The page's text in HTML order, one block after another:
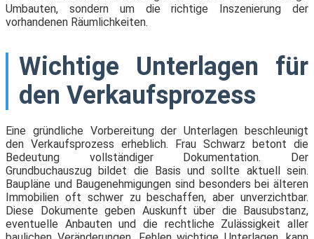
Umbauten, sondern um die richtige Inszenierung der
vorhandenen Räumlichkeiten.
Wichtige Unterlagen für
den Verkaufsprozess
Eine gründliche Vorbereitung der Unterlagen beschleunigt
den Verkaufsprozess erheblich. Frau Schwarz betont die
Bedeutung vollständiger Dokumentation. Der
Grundbuchauszug bildet die Basis und sollte aktuell sein.
Baupläne und Baugenehmigungen sind besonders bei älteren
Immobilien oft schwer zu beschaffen, aber unverzichtbar.
Diese Dokumente geben Auskunft über die Bausubstanz,
eventuelle Anbauten und die rechtliche Zulässigkeit aller